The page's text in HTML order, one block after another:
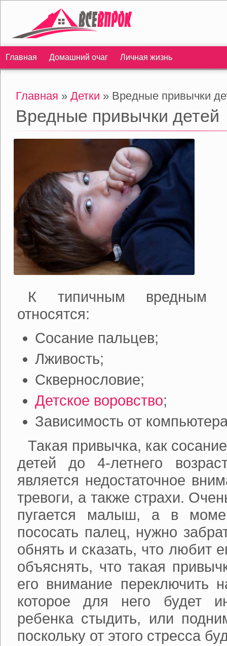
Главная Домашний очаг Личная жизнь
Главная » Детки » Вредные привычки
Вредные привычки детей
К типичным вредным
относятся:
Сосание пальцев;
Лживость;
Сквернословие;
Детское воровство;
Зависимость от
Такая привычка, как
детей до 4-летнего
является недостаточное
тревоги, а также страхи.
пугается малыш, а в
пососать палец, нужно
обнять и сказать, что любит
объяснять, что такая
его внимание переключить
которое для него будет
ребенка стыдить, или
поскольку от этого стресса